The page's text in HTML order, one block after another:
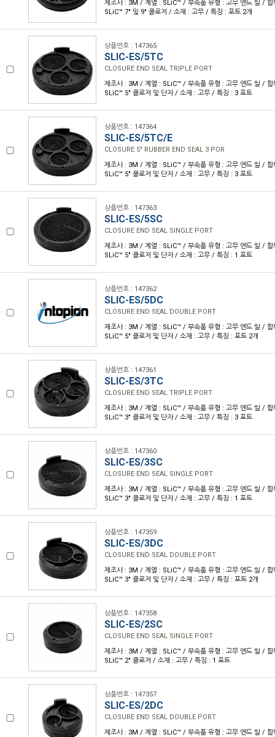
제조사 : 3M / 계열 : SLiC™ / 부속품 유형 : 고무 엔드 씰 / 함
SLiC™ 7" 및 9" 클로저 / 소재 : 고무 / 특징 : 포트 2개
상품번호 : 147365
SLIC-ES/5TC
CLOSURE END SEAL TRIPLE PORT
제조사 : 3M / 계열 : SLiC™ / 부속품 유형 : 고무 엔드 씰 / 함
SLiC™ 5" 클로저 및 단자 / 소재 : 고무 / 특징 : 3 포트
상품번호 : 147364
SLIC-ES/5TC/E
CLOSURE 5" RUBBER END SEAL 3 POR
제조사 : 3M / 계열 : SLiC™ / 부속품 유형 : 고무 엔드 씰 / 함
SLiC™ 5" 클로저 및 단자 / 소재 : 고무 / 특징 : 3 포트
상품번호 : 147363
SLIC-ES/5SC
CLOSURE END SEAL SINGLE PORT
제조사 : 3M / 계열 : SLiC™ / 부속품 유형 : 고무 엔드 씰 / 함
SLiC™ 5" 클로저 및 단자 / 소재 : 고무 / 특징 : 1 포트
상품번호 : 147362
SLIC-ES/5DC
CLOSURE END SEAL DOUBLE PORT
제조사 : 3M / 계열 : SLiC™ / 부속품 유형 : 고무 엔드 씰 / 함
SLiC™ 5" 클로저 및 단자 / 소재 : 고무 / 특징 : 포트 2개
상품번호 : 147361
SLIC-ES/3TC
CLOSURE END SEAL TRIPLE PORT
제조사 : 3M / 계열 : SLiC™ / 부속품 유형 : 고무 엔드 씰 / 함
SLiC™ 3" 클로저 및 단자 / 소재 : 고무 / 특징 : 3 포트
상품번호 : 147360
SLIC-ES/3SC
CLOSURE END SEAL SINGLE PORT
제조사 : 3M / 계열 : SLiC™ / 부속품 유형 : 고무 엔드 씰 / 함
SLiC™ 3" 클로저 및 단자 / 소재 : 고무 / 특징 : 1 포트
상품번호 : 147359
SLIC-ES/3DC
CLOSURE END SEAL DOUBLE PORT
제조사 : 3M / 계열 : SLiC™ / 부속품 유형 : 고무 엔드 씰 / 함
SLiC™ 3" 클로저 및 단자 / 소재 : 고무 / 특징 : 포트 2개
상품번호 : 147358
SLIC-ES/2SC
CLOSURE END SEAL SINGLE PORT
제조사 : 3M / 계열 : SLiC™ / 부속품 유형 : 고무 엔드 씰 / 함
SLiC™ 2" 클로저 / 소재 : 고무 / 특징 : 1 포트
상품번호 : 147357
SLIC-ES/2DC
CLOSURE END SEAL DOUBLE PORT
제조사 : 3M / 계열 : SLiC™ / 부속품 유형 : 고무 엔드 씰 / 함